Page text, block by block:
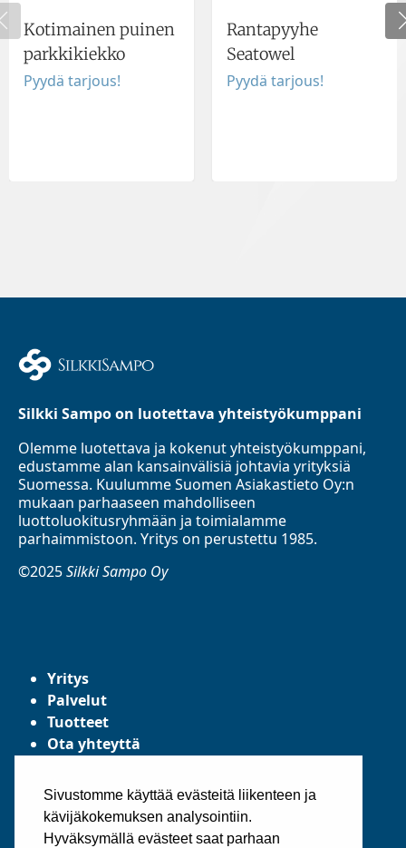
Sivustomme käyttää evästeitä liikenteen ja
kävijäkokemuksen analysointiin.
Hyväksymällä evästeet saat parhaan
Kotimainen puinen
parkkikiekko
Pyydä tarjous!
Rantapyyhe
Seatowel
Pyydä tarjous!
Silkki Sampo on luotettava yhteistyökumppani
Olemme luotettava ja kokenut yhteistyökumppani,
edustamme alan kansainvälisiä johtavia yrityksiä
Suomessa. Kuulumme Suomen Asiakastieto Oy:n
mukaan parhaaseen mahdolliseen
luottoluokitusryhmään ja toimialamme
parhaimmistoon. Yritys on perustettu 1985.
©2025Silkki Sampo Oy
Yritys
Palvelut
Tuotteet
Ota yhteyttä
Yleiset toimitusehdot